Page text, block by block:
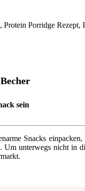
sein
Snacks
unterwegs nicht in